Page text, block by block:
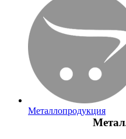
Металлопродукция